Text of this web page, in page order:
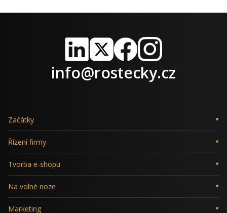
LinkedIn
X FacebookInstagram
info@rostecky.cz
Začátky
Řízení firmy
Tvorba e-shopu
Na volné noze
Marketing